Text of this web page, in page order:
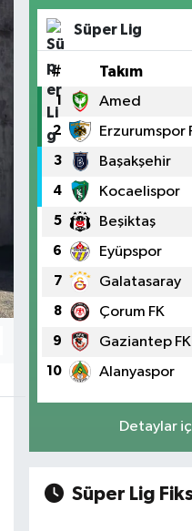
Süper Lig
# Takım
1 Amed
2 Erzurumspor
3 Başakşehir
4 Kocaelispor
5 Beşiktaş
6 Eyüpspor
7 Galatasaray
8 Çorum FK
9 Gaziantep FK
10 Alanyaspor
Detaylar
Süper Lig